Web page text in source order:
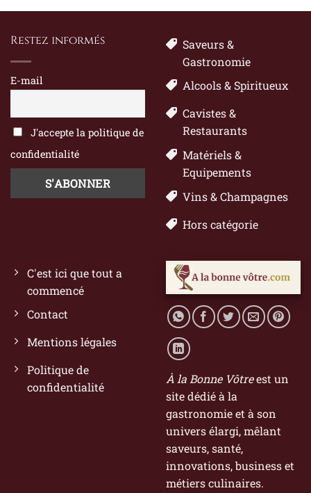
Restez informés
E-mail
J'accepte la politique de
confidentialité
Saveurs &
Gastronomie
Alcools & Spiritueux
Cavistes &
Restaurants
Matériels &
Equipements
Vins & Champagnes
Hors catégorie
C'est ici que tout a
commencé
Contact
Mentions légales
Politique de
confidentialité
À la Bonne Vôtreest un
site dédié à la
gastronomie et à son
univers élargi, mêlant
saveurs, santé,
innovations, business et
métiers culinaires.